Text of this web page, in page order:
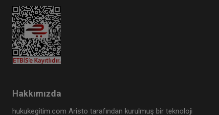
Hakkımızda
hukukegitim.com Aristo tarafından kurulmuş bir teknoloji